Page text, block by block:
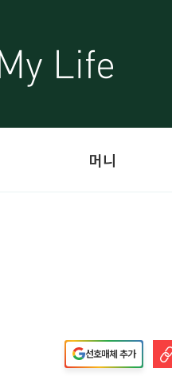
머니
선호매체 추가